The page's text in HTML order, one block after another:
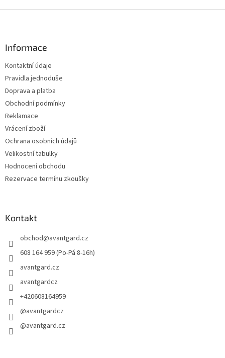
Informace
Kontaktní údaje
Pravidla jednoduše
Doprava a platba
Obchodní podmínky
Reklamace
Vrácení zboží
Ochrana osobních údajů
Velikostní tabulky
Hodnocení obchodu
Rezervace termínu zkoušky
Kontakt
obchod@avantgard.cz
608 164 959 (Po-Pá 8-16h)
avantgard.cz
avantgardcz
+420608164959
@avantgardcz
@avantgard.cz